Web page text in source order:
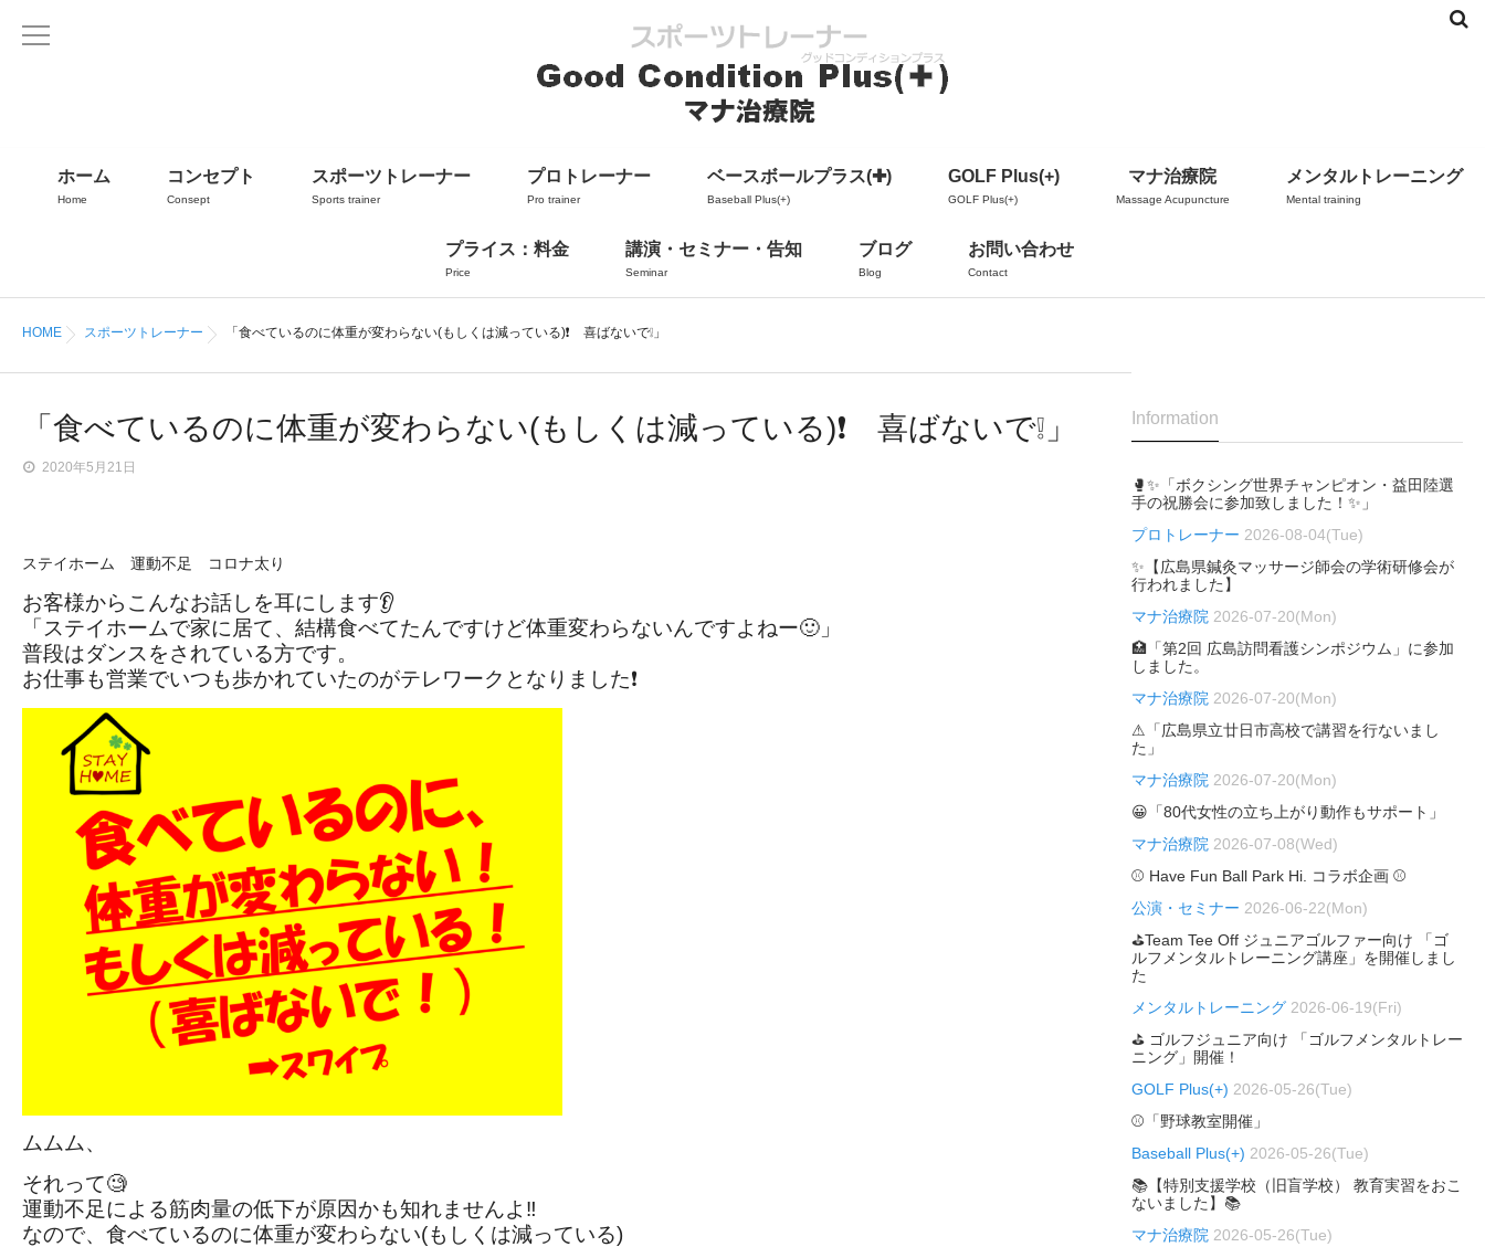
ホーム
Home
コンセプト
Consept
スポーツトレーナー
Sports trainer
プロトレーナー
Pro trainer
ベースボールプラス(✚)
Baseball Plus(+)
GOLF Plus(+)
GOLF Plus(+)
マナ治療院
Massage Acupuncture
メンタルトレーニング
Mental training
プライス：料金
Price
講演・セミナー・告知
Seminar
ブログ
Blog
お問い合わせ
Contact
HOME スポーツトレーナー 「食べているのに体重が変わらない(もしくは減っている)❗️ 喜ばないで❕」
「食べているのに体重が変わらない(もしくは減っている)❗️ 喜ばないで❕」
2020年5月21日
ステイホーム 運動不足 コロナ太り
お客様からこんなお話しを耳にします👂
「ステイホームで家に居て、結構食べてたんですけど体重変わらないんですよねー🙂」
普段はダンスをされている方です。
お仕事も営業でいつも歩かれていたのがテレワークとなりました❗️
ムムム、
それって🧐
運動不足による筋肉量の低下が原因かも知れませんよ‼️
なので、食べているのに体重が変わらない(もしくは減っている)
Information
🥊✨「ボクシング世界チャンピオン・益田陸選
手の祝勝会に参加致しました！✨」
プロトレーナー 2026-08-04(Tue)
✨【広島県鍼灸マッサージ師会の学術研修会が
行われました】
マナ治療院 2026-07-20(Mon)
🏥「第2回 広島訪問看護シンポジウム」に参加
しました。
マナ治療院 2026-07-20(Mon)
⚠「広島県立廿日市高校で講習を行ないまし
た」
マナ治療院 2026-07-20(Mon)
😀「80代女性の立ち上がり動作もサポート」
マナ治療院 2026-07-08(Wed)
⚾ Have Fun Ball Park Hi. コラボ企画 ⚾
公演・セミナー 2026-06-22(Mon)
⛳Team Tee Off ジュニアゴルファー向け 「ゴ
ルフメンタルトレーニング講座」を開催しまし
た
メンタルトレーニング 2026-06-19(Fri)
⛳ ゴルフジュニア向け 「ゴルフメンタルトレー
ニング」開催！
GOLF Plus(+) 2026-05-26(Tue)
⚾「野球教室開催」
Baseball Plus(+) 2026-05-26(Tue)
📚【特別支援学校（旧盲学校） 教育実習をおこ
ないました】📚
マナ治療院 2026-05-26(Tue)